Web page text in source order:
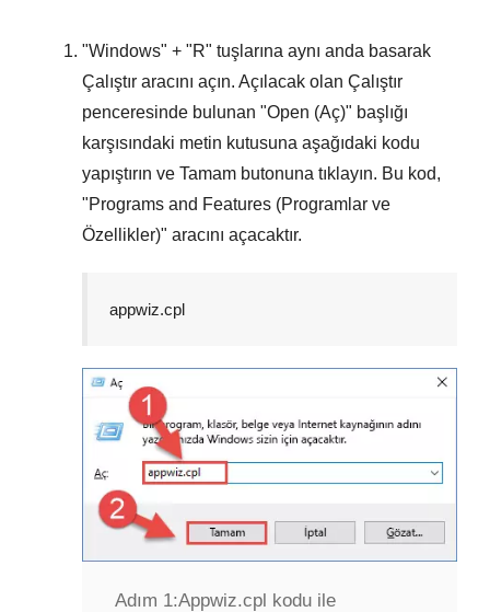
"Windows" + "R" tuşlarına aynı anda basarak
Çalıştır aracını açın. Açılacak olan Çalıştır
penceresinde bulunan "Open (Aç)" başlığı
karşısındaki metin kutusuna aşağıdaki kodu
yapıştırın ve Tamam butonuna tıklayın. Bu kod,
"Programs and Features (Programlar ve
Özellikler)" aracını açacaktır.
appwiz.cpl
Adım 1:Appwiz.cpl kodu ile